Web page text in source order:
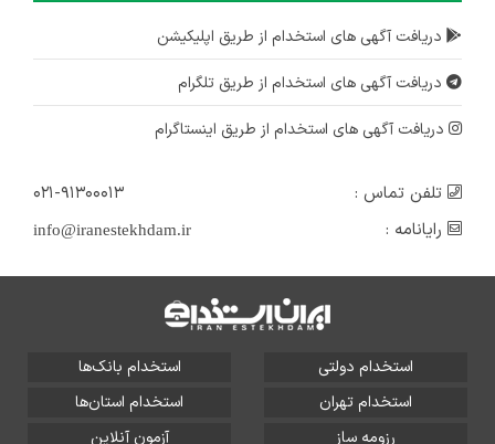
دریافت آگهی های استخدام از طریق اپلیکیشن
دریافت آگهی های استخدام از طریق تلگرام
دریافت آگهی های استخدام از طریق اینستاگرام
تلفن تماس :
۰۲۱-۹۱۳۰۰۰۱۳
رایانامه :
info@iranestekhdam.ir
استخدام دولتی
استخدام بانک‌ها
استخدام تهران
استخدام استان‌ها
رزومه ساز
آزمون آنلاین